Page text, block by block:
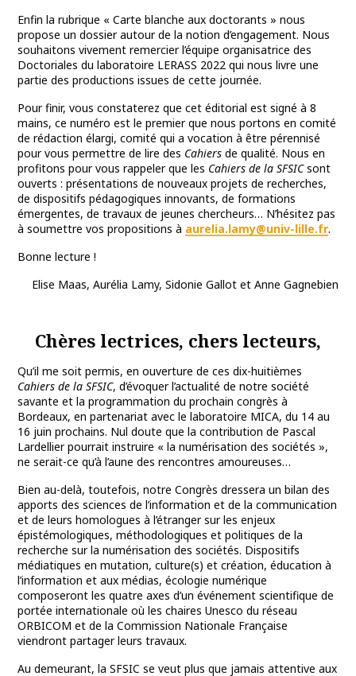
Enfin la rubrique « Carte blanche aux doctorants » nous
propose un dossier autour de la notion d’engagement. Nous
souhaitons vivement remercier l’équipe organisatrice des
Doctoriales du laboratoire LERASS 2022 qui nous livre une
partie des productions issues de cette journée.
Pour finir, vous constaterez que cet éditorial est signé à 8
mains, ce numéro est le premier que nous portons en comité
de rédaction élargi, comité qui a vocation à être pérennisé
pour vous permettre de lire des Cahiers de qualité. Nous en
profitons pour vous rappeler que les Cahiers de la SFSICsont
ouverts : présentations de nouveaux projets de recherches,
de dispositifs pédagogiques innovants, de formations
émergentes, de travaux de jeunes chercheurs… N’hésitez pas
à soumettre vos propositions à aurelia.lamy@univ-lille.fr.
Bonne lecture !
Elise Maas, Aurélia Lamy, Sidonie Gallot et Anne Gagnebien
Chères lectrices, chers lecteurs,
Qu’il me soit permis, en ouverture de ces dix-huitièmes
Cahiers de la SFSIC, d’évoquer l’actualité de notre société
savante et la programmation du prochain congrès à
Bordeaux, en partenariat avec le laboratoire MICA, du 14 au
16 juin prochains. Nul doute que la contribution de Pascal
Lardellier pourrait instruire « la numérisation des sociétés »,
ne serait-ce qu’à l’aune des rencontres amoureuses…
Bien au-delà, toutefois, notre Congrès dressera un bilan des
apports des sciences de l’information et de la communication
et de leurs homologues à l’étranger sur les enjeux
épistémologiques, méthodologiques et politiques de la
recherche sur la numérisation des sociétés. Dispositifs
médiatiques en mutation, culture(s) et création, éducation à
l’information et aux médias, écologie numérique
composeront les quatre axes d’un événement scientifique de
portée internationale où les chaires Unesco du réseau
ORBICOM et de la Commission Nationale Française
viendront partager leurs travaux.
Au demeurant, la SFSIC se veut plus que jamais attentive aux